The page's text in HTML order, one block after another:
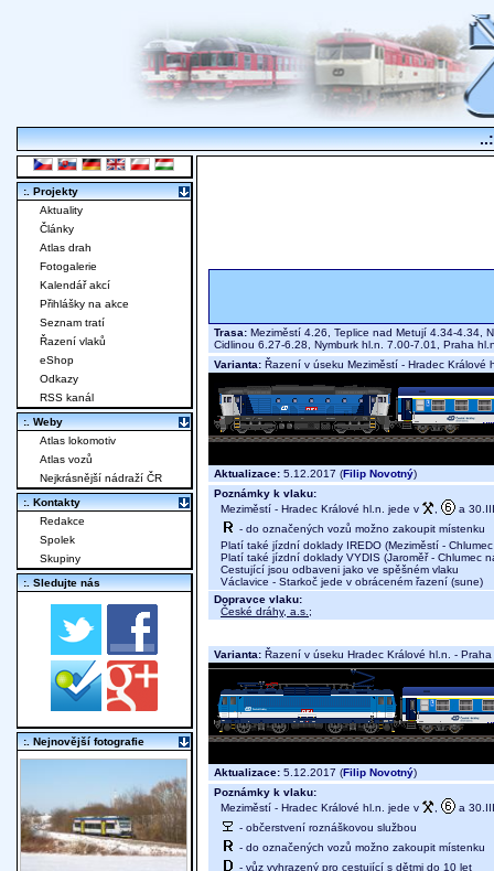
Trasa: Meziměstí 4.26, Teplice nad Metují 4.34-4.34,
Cidlinou 6.27-6.28, Nymburk hl.n. 7.00-7.01, Praha
Varianta: Řazení v úseku Meziměstí - Hradec Králové
Aktualizace: 5.12.2017 (Filip Novotný)
Poznámky k vlaku:
Meziměstí - Hradec Králové hl.n. jede v
a
- do označených vozů možno zakoupit místenku
Platí také jízdní doklady IREDO (Meziměstí -
Platí také jízdní doklady VYDIS (Jaroměř - Chlumec
Cestující jsou odbaveni jako ve spěšném vlaku
Václavice - Starkoč jede v obráceném řazení (sune)
Dopravce vlaku:
České dráhy, a.s. ;
Varianta: Řazení v úseku Hradec Králové hl.n. -
Aktualizace: 5.12.2017 (Filip Novotný)
Poznámky k vlaku:
Meziměstí - Hradec Králové hl.n. jede v
a
- občerstvení roznáškovou službou
- do označených vozů možno zakoupit místenku
- vůz vyhrazený pro cestující s dětmi do 10 let
:. Projekty
Aktuality
Články
Atlas drah
Fotogalerie
Kalendář akcí
Přihlášky na akce
Seznam tratí
Řazení vlaků
eShop
Odkazy
RSS kanál
:. Weby
Atlas lokomotiv
Atlas vozů
Nejkrásnější nádraží ČR
:. Kontakty
Redakce
Spolek
Skupiny
:. Sledujte nás
:. Nejnovější fotografie